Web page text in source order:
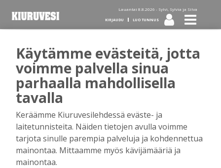
Lauantai 8.8.2026 - Sylvi, Sylvia ja Silva
KIRJAUDU LUO TUNNUS
Tilaa Kiuruvesi-lehti diginä
tai kotiinkannettuna!
Kirjaudu
Sähköposti
Käytämme evästeitä, jotta
voimme palvella sinua
parhaalla mahdollisella
tavalla
Keräämme Kiuruvesilehdessä eväste- ja
laitetunnisteita. Näiden tietojen avulla voimme
tarjota sinulle parempia palveluja ja kohdennettua
mainontaa. Mittaamme myös kävijämääriä ja
mainontaa.